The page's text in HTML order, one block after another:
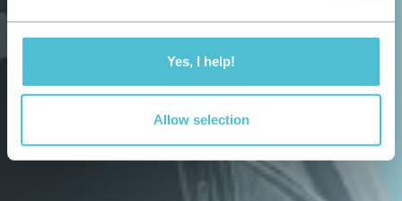
Yes, I help!
Allow selection